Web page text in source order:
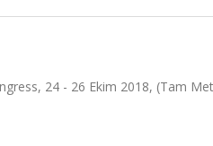
24 - 26 Ekim 2018, (Tam